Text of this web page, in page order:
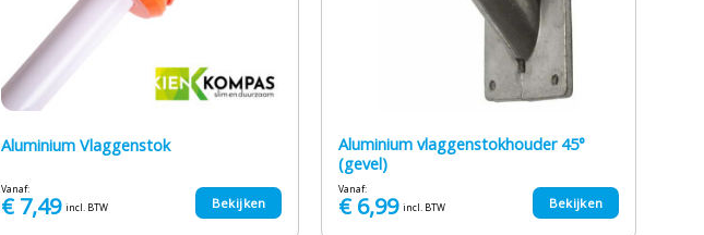
Aluminium Vlaggenstok
Vanaf:
€7,49 incl. BTW Bekijken
Aluminium vlaggenstokhouder 45°
(gevel)
Vanaf:
€6,99 incl. BTW Bekijken